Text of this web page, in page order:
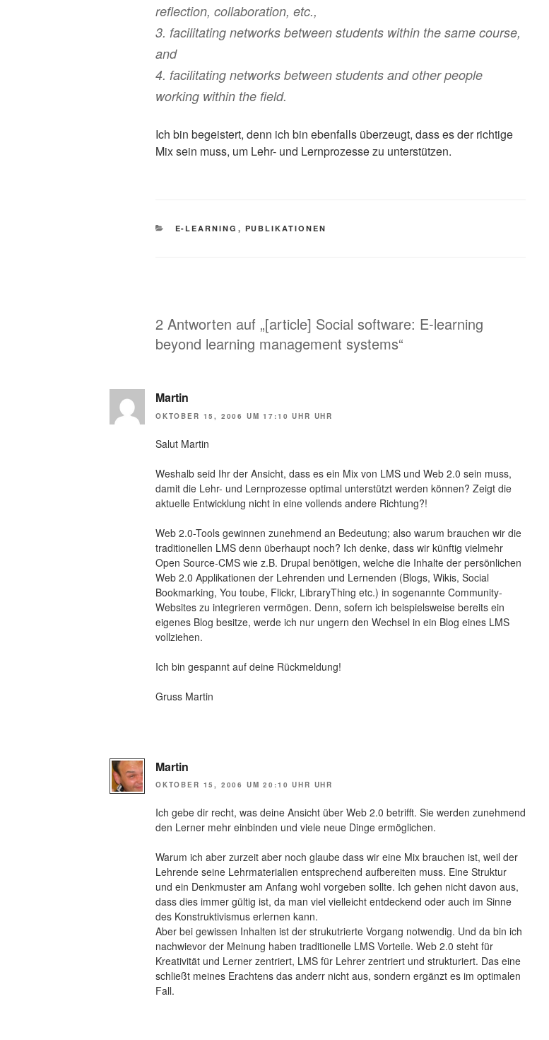
reflection, collaboration, etc.,
3. facilitating networks between students within the same course,
and
4. facilitating networks between students and other people
working within the field.
Ich bin begeistert, denn ich bin ebenfalls überzeugt, dass es der richtige
Mix sein muss, um Lehr- und Lernprozesse zu unterstützen.
KATEGORIEN
E-LEARNING , PUBLIKATIONEN
2 Antworten auf „[article] Social software: E-learning
beyond learning management systems“
Martin
OKTOBER 15, 2006 UM 17:10 UHR UHR
Salut Martin
Weshalb seid Ihr der Ansicht, dass es ein Mix von LMS und Web 2.0 sein muss,
damit die Lehr- und Lernprozesse optimal unterstützt werden können? Zeigt die
aktuelle Entwicklung nicht in eine vollends andere Richtung?!
Web 2.0-Tools gewinnen zunehmend an Bedeutung; also warum brauchen wir die
traditionellen LMS denn überhaupt noch? Ich denke, dass wir künftig vielmehr
Open Source-CMS wie z.B. Drupal benötigen, welche die Inhalte der persönlichen
Web 2.0 Applikationen der Lehrenden und Lernenden (Blogs, Wikis, Social
Bookmarking, You toube, Flickr, LibraryThing etc.) in sogenannte Community-
Websites zu integrieren vermögen. Denn, sofern ich beispielsweise bereits ein
eigenes Blog besitze, werde ich nur ungern den Wechsel in ein Blog eines LMS
vollziehen.
Ich bin gespannt auf deine Rückmeldung!
Gruss Martin
Martin
OKTOBER 15, 2006 UM 20:10 UHR UHR
Ich gebe dir recht, was deine Ansicht über Web 2.0 betrifft. Sie werden zunehmend
den Lerner mehr einbinden und viele neue Dinge ermöglichen.
Warum ich aber zurzeit aber noch glaube dass wir eine Mix brauchen ist, weil der
Lehrende seine Lehrmaterialien entsprechend aufbereiten muss. Eine Struktur
und ein Denkmuster am Anfang wohl vorgeben sollte. Ich gehen nicht davon aus,
dass dies immer gültig ist, da man viel vielleicht entdeckend oder auch im Sinne
des Konstruktivismus erlernen kann.
Aber bei gewissen Inhalten ist der strukutrierte Vorgang notwendig. Und da bin ich
nachwievor der Meinung haben traditionelle LMS Vorteile. Web 2.0 steht für
Kreativität und Lerner zentriert, LMS für Lehrer zentriert und strukturiert. Das eine
schließt meines Erachtens das anderr nicht aus, sondern ergänzt es im optimalen
Fall.